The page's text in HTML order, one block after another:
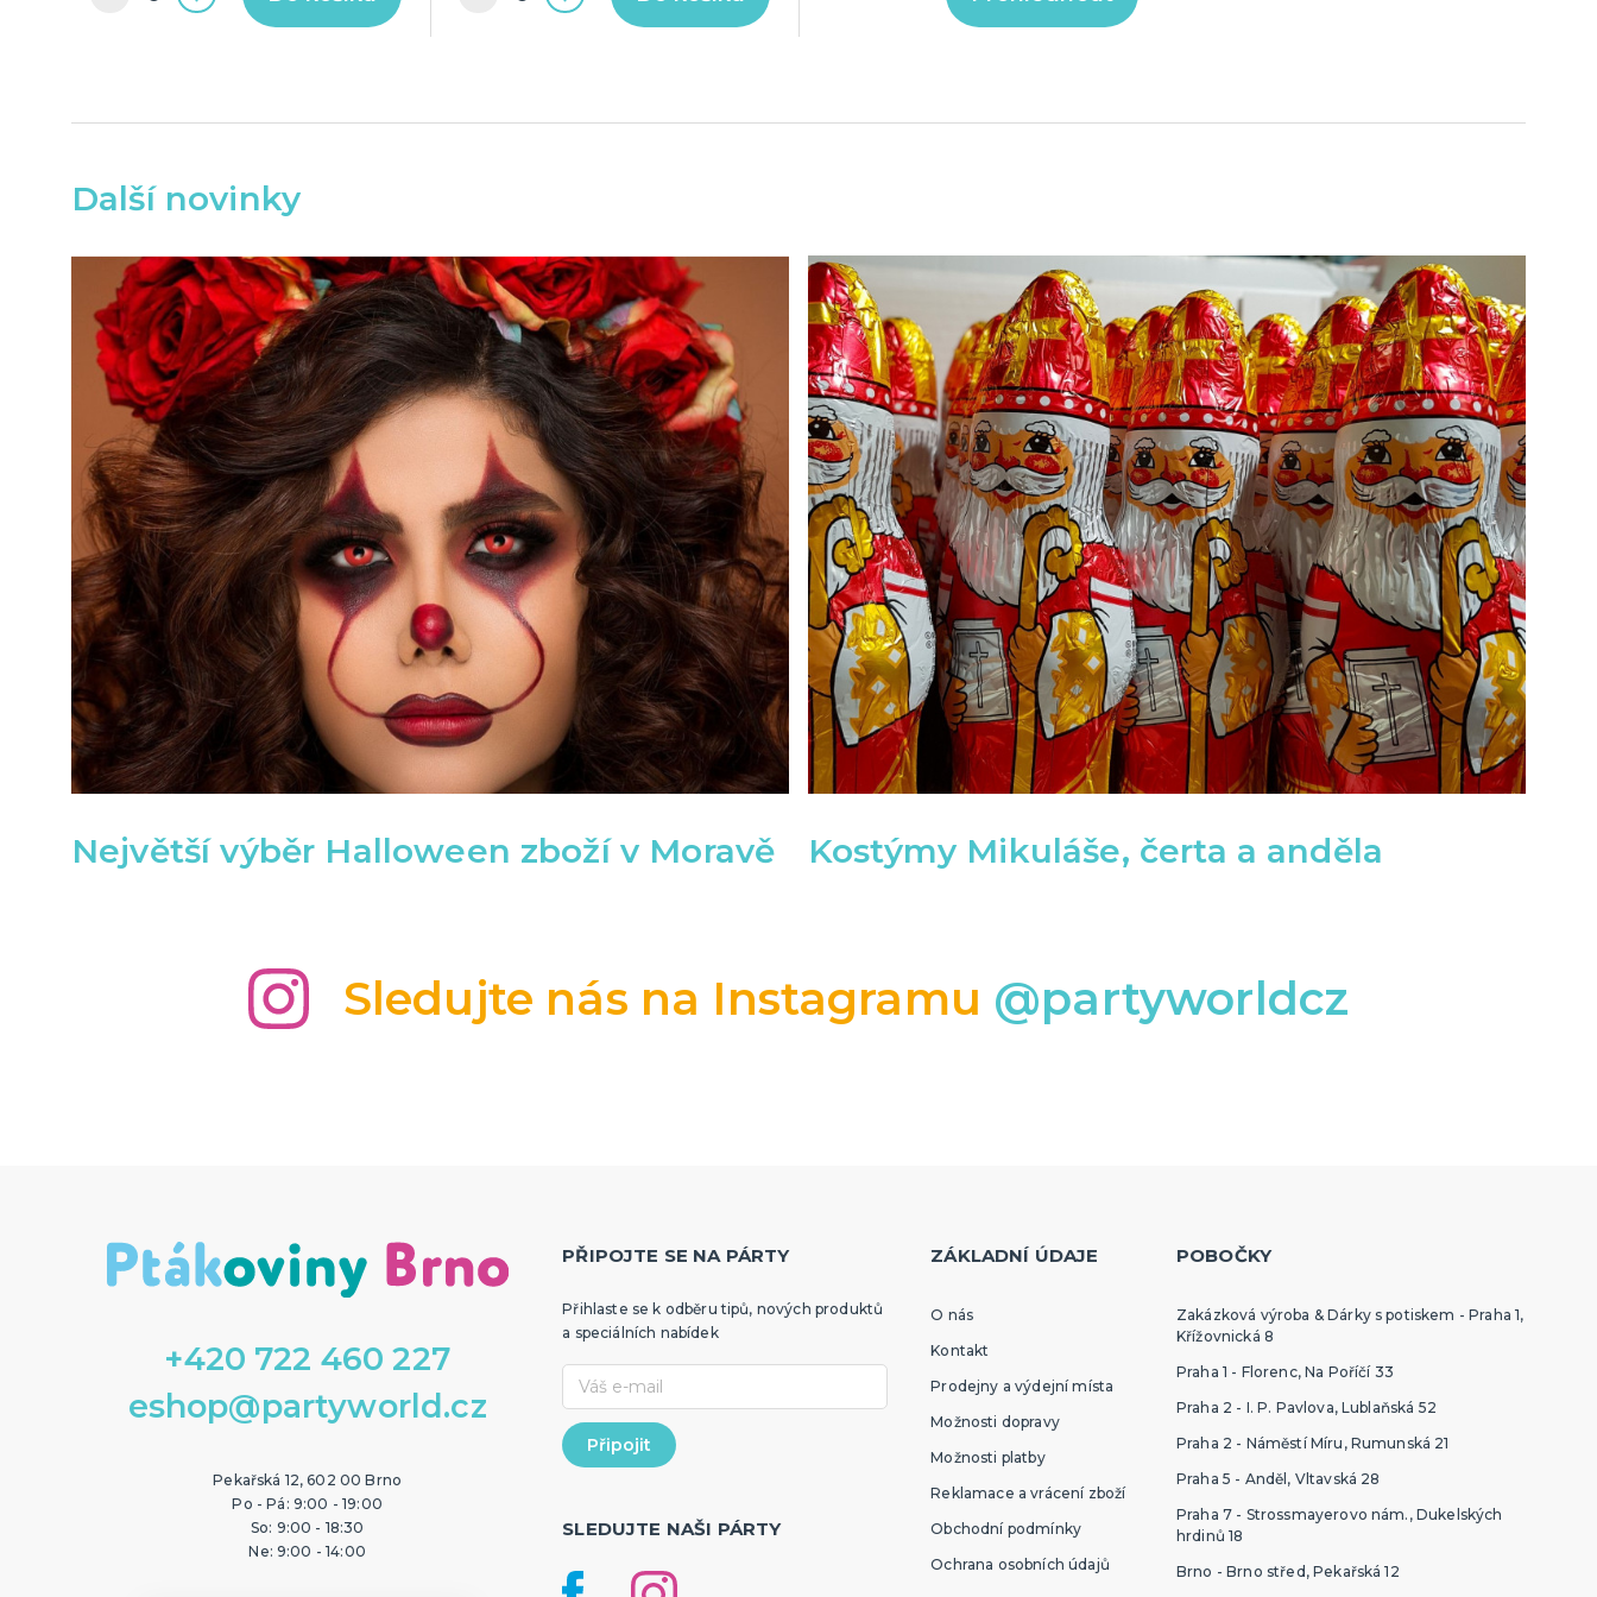
Další novinky
Největší výběr Halloween zboží v Moravě Kostýmy Mikuláše, čerta a anděla
Sledujte nás na Instagramu @partyworldcz
+420 722 460 227
eshop@partyworld.cz
Pekařská 12, 602 00 Brno
Po - Pá: 9:00 - 19:00
So: 9:00 - 18:30
Ne: 9:00 - 14:00
PŘIPOJTE SE NA PÁRTY
Přihlaste se k odběru tipů, nových produktů
a speciálních nabídek
SLEDUJTE NAŠI PÁRTY
ZÁKLADNÍ ÚDAJE
O nás
Kontakt
Prodejny a výdejní místa
Možnosti dopravy
Možnosti platby
Reklamace a vrácení zboží
Obchodní podmínky
Ochrana osobních údajů
POBOČKY
Zakázková výroba & Dárky s potiskem - Praha 1,
Křížovnická 8
Praha 1 - Florenc, Na Poříčí 33
Praha 2 - I. P. Pavlova, Lublaňská 52
Praha 2 - Náměstí Míru, Rumunská 21
Praha 5 - Anděl, Vltavská 28
Praha 7 - Strossmayerovo nám., Dukelských
hrdinů 18
Brno - Brno střed, Pekařská 12